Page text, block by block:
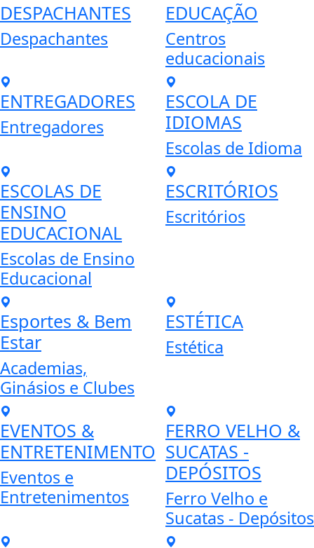
DESPACHANTES
Despachantes
EDUCAÇÃO
Centros
educacionais
ENTREGADORES
Entregadores
ESCOLA DE
IDIOMAS
Escolas de Idioma
ESCOLAS DE
ENSINO
EDUCACIONAL
Escolas de Ensino
Educacional
ESCRITÓRIOS
Escritórios
Esportes & Bem
Estar
Academias,
Ginásios e Clubes
ESTÉTICA
Estética
EVENTOS &
ENTRETENIMENTO
Eventos e
Entretenimentos
FERRO VELHO &
SUCATAS -
DEPÓSITOS
Ferro Velho e
Sucatas - Depósitos